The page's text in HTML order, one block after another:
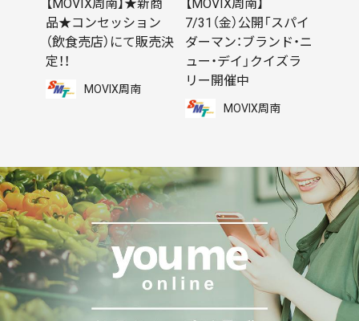
【MOVIX周南】★新商
品★コンセッション
（飲食売店）にて販売決
定！！
MOVIX周南
【MOVIX周南】
7/31（金）公開「スパイ
ダーマン：ブランド・ニ
ュー・デイ」クイズラ
リー開催中
MOVIX周南